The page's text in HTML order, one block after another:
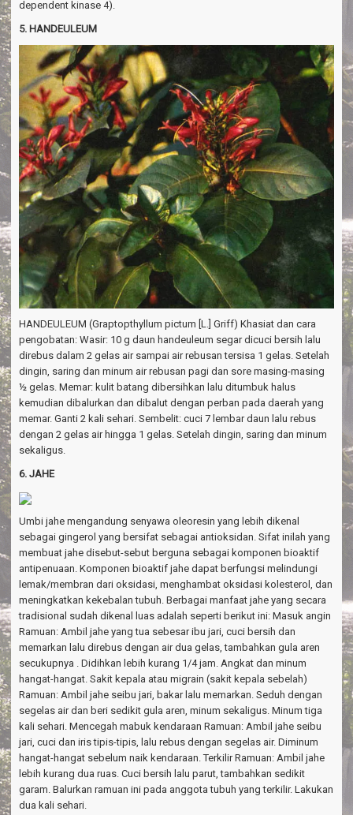
dependent kinase 4).
5. HANDEULEUM
HANDEULEUM (Graptopthyllum pictum [L.] Griff) Khasiat dan cara
pengobatan: Wasir: 10 g daun handeuleum segar dicuci bersih lalu
direbus dalam 2 gelas air sampai air rebusan tersisa 1 gelas. Setelah
dingin, saring dan minum air rebusan pagi dan sore masing-masing
½ gelas. Memar: kulit batang dibersihkan lalu ditumbuk halus
kemudian dibalurkan dan dibalut dengan perban pada daerah yang
memar. Ganti 2 kali sehari. Sembelit: cuci 7 lembar daun lalu rebus
dengan 2 gelas air hingga 1 gelas. Setelah dingin, saring dan minum
sekaligus.
6. JAHE
Umbi jahe mengandung senyawa oleoresin yang lebih dikenal
sebagai gingerol yang bersifat sebagai antioksidan. Sifat inilah yang
membuat jahe disebut-sebut berguna sebagai komponen bioaktif
antipenuaan. Komponen bioaktif jahe dapat berfungsi melindungi
lemak/membran dari oksidasi, menghambat oksidasi kolesterol, dan
meningkatkan kekebalan tubuh. Berbagai manfaat jahe yang secara
tradisional sudah dikenal luas adalah seperti berikut ini: Masuk angin
Ramuan: Ambil jahe yang tua sebesar ibu jari, cuci bersih dan
memarkan lalu direbus dengan air dua gelas, tambahkan gula aren
secukupnya . Didihkan lebih kurang 1/4 jam. Angkat dan minum
hangat-hangat. Sakit kepala atau migrain (sakit kepala sebelah)
Ramuan: Ambil jahe seibu jari, bakar lalu memarkan. Seduh dengan
segelas air dan beri sedikit gula aren, minum sekaligus. Minum tiga
kali sehari. Mencegah mabuk kendaraan Ramuan: Ambil jahe seibu
jari, cuci dan iris tipis-tipis, lalu rebus dengan segelas air. Diminum
hangat-hangat sebelum naik kendaraan. Terkilir Ramuan: Ambil jahe
lebih kurang dua ruas. Cuci bersih lalu parut, tambahkan sedikit
garam. Balurkan ramuan ini pada anggota tubuh yang terkilir. Lakukan
dua kali sehari.